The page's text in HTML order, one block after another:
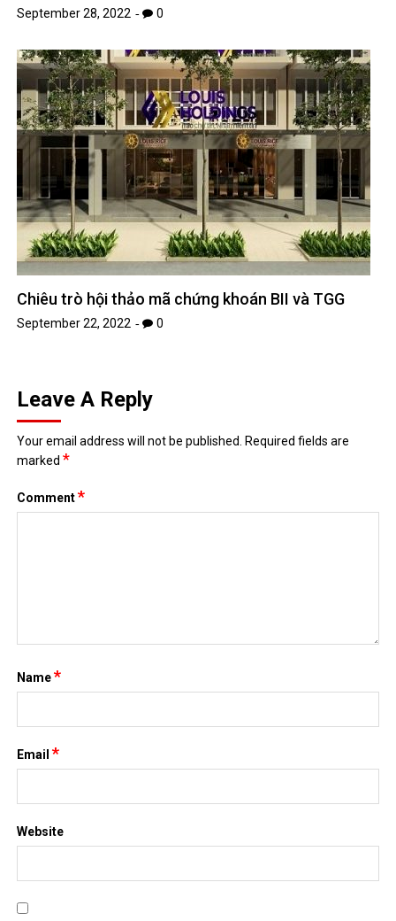
September 28, 2022 0
Chiêu trò hội thảo mã chứng khoán BII và TGG
September 22, 2022 0
Leave A Reply
Your email address will not be published. Required fields are
marked*
Comment*
Name*
Email*
Website